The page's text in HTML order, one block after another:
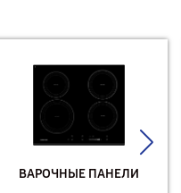
ВАРОЧНЫЕ ПАНЕЛИ